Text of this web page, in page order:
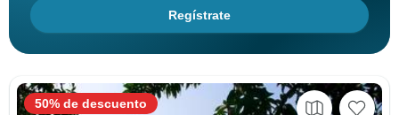
Regístrate
50% de descuento